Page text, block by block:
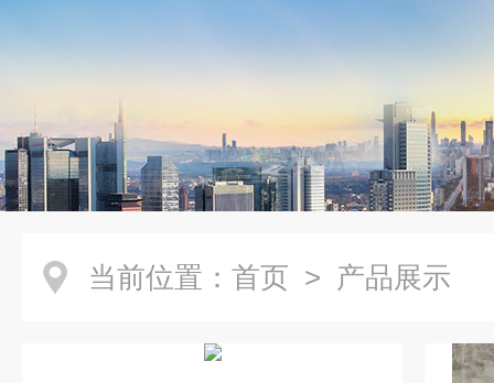
当前位置： 首页 > 产品展示